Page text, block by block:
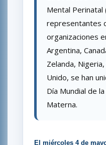
Mental Perinatal
representantes
organizaciones
Argentina,
Zelanda,
Unido, se han
Día Mundial de
Materna.
El miércoles 4 de